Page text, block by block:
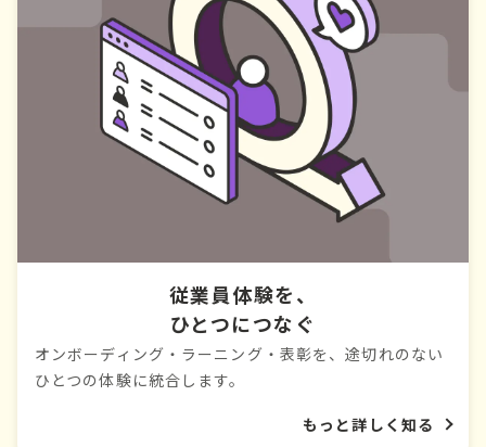
従業員体験を、
ひとつにつなぐ
オンボーディング・ラーニング・表彰を、途切れのない
ひとつの体験に統合します。
もっと詳しく知る